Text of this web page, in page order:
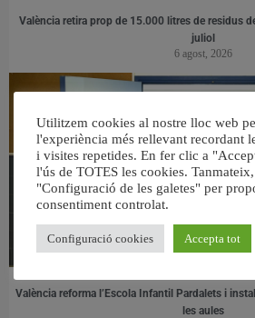
València retira prop de 15.000 litres de residus
juliol
6 agost, 2026
València reforma l’Escola Infantil Pardalets i
les aules
Utilitzem cookies al nostre lloc web
l'experiència més rellevant recordant
i visites repetides. En fer clic a
l'ús de TOTES les cookies.
"Configuració de les galetes" per
consentiment controlat.
Configuració cookies Accepta tot